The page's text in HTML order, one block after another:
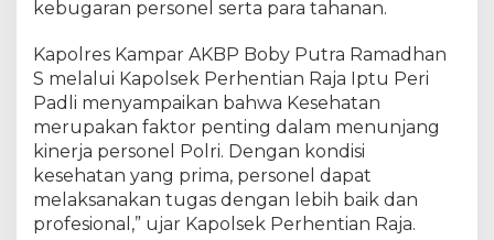
R
t
i
n
'
k
K
e
kebugaran personel serta para tahanan.
Kapolres Kampar AKBP Boby Putra Ramadhan
S melalui Kapolsek Perhentian Raja Iptu Peri
Padli menyampaikan bahwa Kesehatan
merupakan faktor penting dalam menunjang
kinerja personel Polri. Dengan kondisi
kesehatan yang prima, personel dapat
melaksanakan tugas dengan lebih baik dan
profesional,” ujar Kapolsek Perhentian Raja.